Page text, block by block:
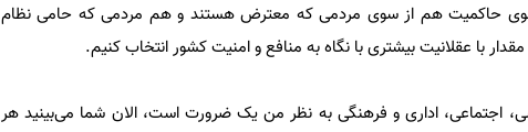
سوی حاکمیت هم از سوی مردمی که معترض هستند و هم مردمی که حامی نظام
با عقلانیت بیشتری با نگاه به منافع و امنیت کشور انتخاب کنیم.
اجتماعی، اداری و فرهنگی به نظر من یک ضرورت است، الان شما می‌بینید هر